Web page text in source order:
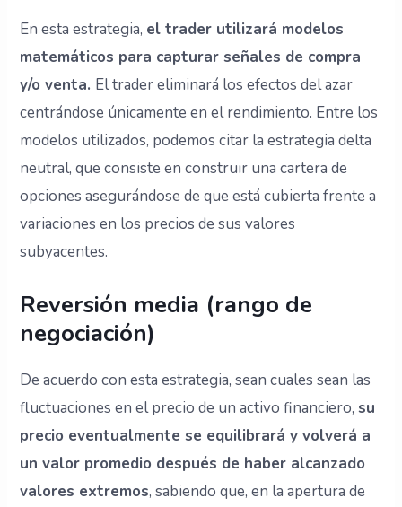
En esta estrategia, el trader utilizará modelos
matemáticos para capturar señales de compra
y/o venta. El trader eliminará los efectos del azar
centrándose únicamente en el rendimiento. Entre los
modelos utilizados, podemos citar la estrategia delta
neutral, que consiste en construir una cartera de
opciones asegurándose de que está cubierta frente a
variaciones en los precios de sus valores
subyacentes.
Reversión media (rango de
negociación)
De acuerdo con esta estrategia, sean cuales sean las
fluctuaciones en el precio de un activo financiero,su
precio eventualmente se equilibrará y volverá a
un valor promedio después de haber alcanzado
valores extremos, sabiendo que, en la apertura de